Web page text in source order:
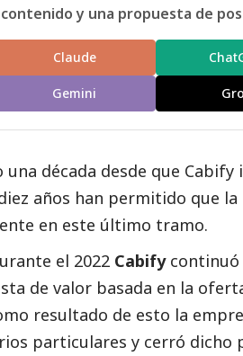
contenido y una propuesta de
Claude
Gemini
una década desde que Cabify
años han permitido que la
en este último tramo.
el 2022 Cabifycontinuó
de valor basada en la
resultado de esto la
particulares y cerró dicho